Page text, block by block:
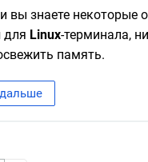
для Linux-терминала,
память.